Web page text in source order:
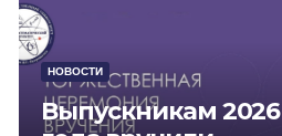
НОВОСТИ
Выпускникам 2026